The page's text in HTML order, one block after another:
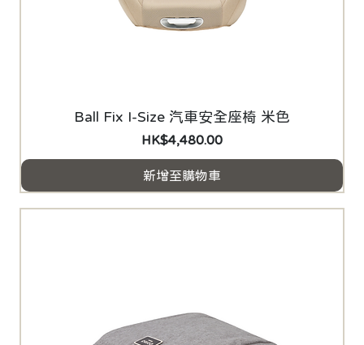
Ball Fix I-Size 汽車安全座椅 米色
價格
HK$4,480.00
新增至購物車